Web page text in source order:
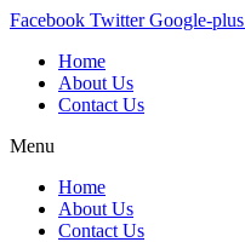
Skip
content
Facebook Twitter Google-plus
Home
About Us
Contact Us
Menu
Home
About Us
Contact Us